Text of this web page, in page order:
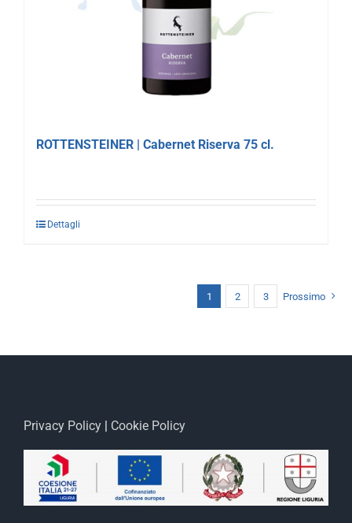
ROTTENSTEINER | Cabernet Riserva 75 cl.
Dettagli
1 2 3 Prossimo
Privacy Policy Cookie Policy